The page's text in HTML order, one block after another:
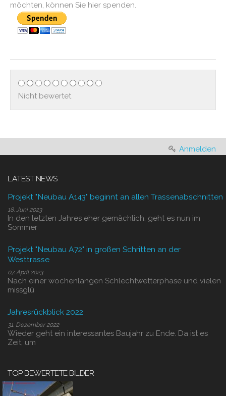
möchten, können Sie hier spenden.
Nicht bewertet
Anmelden
LATEST NEWS
Projekt "Neubau A143" beginnt an allen Trassenabschnitten
18. Juni 2023
In den letzten Jahres eher gemächlich, geht es nun im
Sommer
Projekt "Neubau A72" in großen Schritten an der
Westtrasse
07. April 2023
Nach einer wochenlangen Schlechtwetterphase und vielen
missglü
Jahresrückblick 2022
31. Dezember 2022
Wieder geht ein interessantes Baujahr zu Ende. Da ist es
Zeit, um
TOP BEWERTETE BILDER